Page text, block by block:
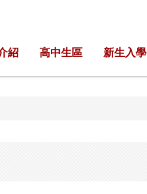
紹 高中生區 新生入學